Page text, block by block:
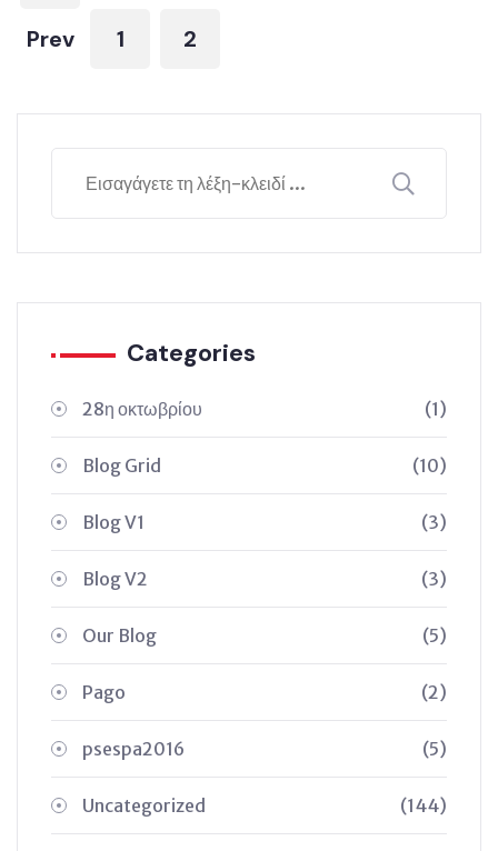
Prev 1 2
Categories
28η οκτωβρίου (1)
Blog Grid (10)
Blog V1 (3)
Blog V2 (3)
Our Blog (5)
Pago (2)
psespa2016 (5)
Uncategorized (144)